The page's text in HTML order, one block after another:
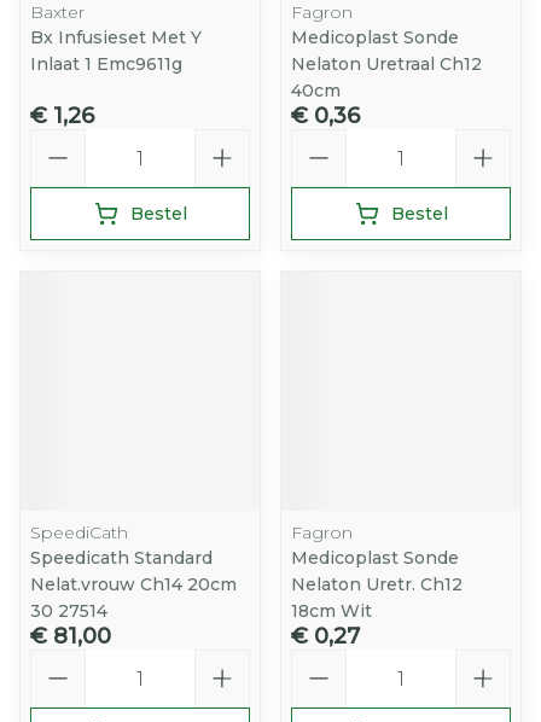
Baxter
Bx Infusieset Met Y
Inlaat 1 Emc9611g
€ 1,26
Bestel
Fagron
Medicoplast Sonde
Nelaton Uretraal Ch12
40cm
€ 0,36
Bestel
SpeediCath
Speedicath Standard
Nelat.vrouw Ch14 20cm
30 27514
€ 81,00
Fagron
Medicoplast Sonde
Nelaton Uretr. Ch12
18cm Wit
€ 0,27